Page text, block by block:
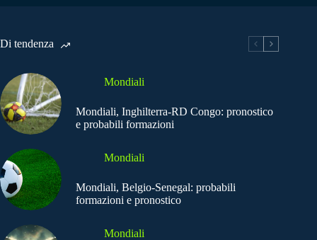
Di tendenza
Mondiali
Mondiali, Inghilterra-RD Congo: pronostico
e probabili formazioni
Mondiali
Mondiali, Belgio-Senegal: probabili
formazioni e pronostico
Mondiali